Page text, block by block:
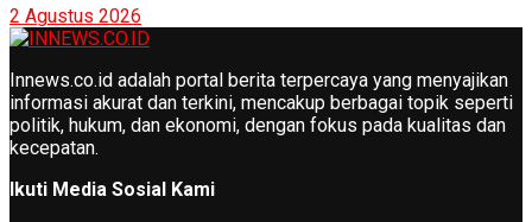
2 Agustus 2026
Innews.co.id adalah portal berita terpercaya yang menyajikan
informasi akurat dan terkini, mencakup berbagai topik seperti
politik, hukum, dan ekonomi, dengan fokus pada kualitas dan
kecepatan.
Ikuti Media Sosial Kami